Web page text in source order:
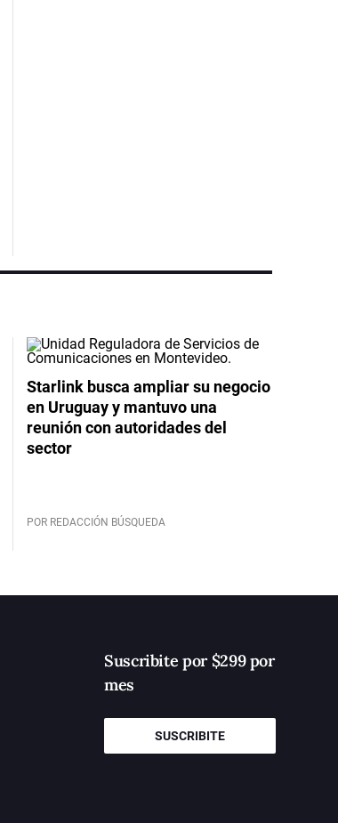
Starlink busca ampliar su negocio
en Uruguay y mantuvo una
reunión con autoridades del
sector
POR REDACCIÓN BÚSQUEDA
Suscribite por $299 por
mes
SUSCRIBITE